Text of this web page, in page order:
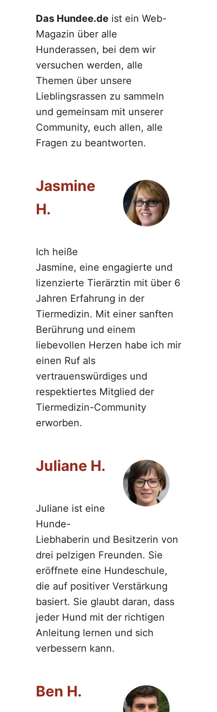
Das Hundee.de ist ein Web-
Magazin über alle
Hunderassen, bei dem wir
versuchen werden, alle
Themen über unsere
Lieblingsrassen zu sammeln
und gemeinsam mit unserer
Community, euch allen, alle
Fragen zu beantworten.
Jasmine
H.
Ich heiße
Jasmine, eine engagierte und
lizenzierte Tierärztin mit über 6
Jahren Erfahrung in der
Tiermedizin. Mit einer sanften
Berührung und einem
liebevollen Herzen habe ich mir
einen Ruf als
vertrauenswürdiges und
respektiertes Mitglied der
Tiermedizin-Community
erworben.
Juliane H.
Juliane ist eine
Hunde-
Liebhaberin und Besitzerin von
drei pelzigen Freunden. Sie
eröffnete eine Hundeschule,
die auf positiver Verstärkung
basiert. Sie glaubt daran, dass
jeder Hund mit der richtigen
Anleitung lernen und sich
verbessern kann.
Ben H.